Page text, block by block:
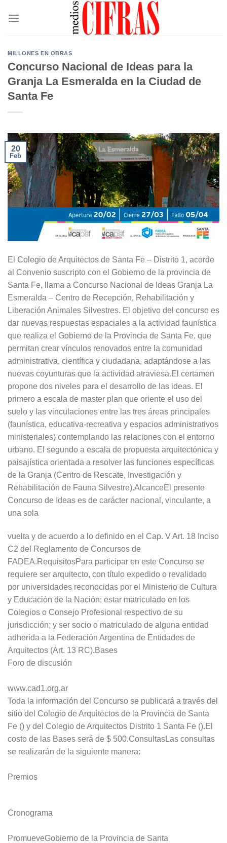
MILLONES EN OBRAS
Concurso Nacional de Ideas para la
Granja La Esmeralda en la Ciudad de
Santa Fe
20
Feb
El Colegio de Arquitectos de Santa Fe – Distrito 1, acorde
al Convenio suscripto con el Gobierno de la provincia de
Santa Fe, llama a Concurso Nacional de Ideas Granja La
Esmeralda – Centro de Recepción, Rehabilitación y
Liberación Animales Silvestres. El objetivo del concurso es
dar nuevas respuestas espaciales a la actividad faunística
que realiza el Gobierno de la Provincia de Santa Fe, que
permitan crear vínculos renovados entre la comunidad
administrativa, científica y ciudadana, adaptándose a las
nuevas coyunturas que la actividad atraviesa.El certamen
propone dos niveles para el desarrollo de las ideas. El
primero a escala de master plan que oriente el uso del
suelo y las vinculaciones entre las tres áreas principales
(faunística, educativa-recreativa y espacios administrativos
ministeriales) contemplando las relaciones con el entorno
urbano. El segundo a escala de propuesta arquitectónica y
paisajística orientada a resolver las funciones específicas
de la Granja (Centro de Rescate, Investigación y
Rehabilitación de Fauna Silvestre).AlcanceEl presente
Concurso de Ideas es de carácter nacional, vinculante, a
una sola
vuelta y de acuerdo a lo definido en el Cap. V Art. 18 Inciso
C2 del Reglamento de Concursos de
FADEA.RequisitosPara participar en este Concurso se
requiere ser arquitecto, con título expedido o revalidado
por universidades reconocidas por el Ministerio de Cultura
y Educación de la Nación; estar matriculado en los
Colegios o Consejo Profesional respectivo de su
jurisdicción; y ser socio o matriculado de alguna entidad
adherida a la Federación Argentina de Entidades de
Arquitectos (Art. 13 RC).Bases
Foro de discusión
www.cad1.org.ar
Toda la información del Concurso se publicará a través del
sitio del Colegio de Arquitectos de la Provincia de Santa
Fe () y del Colegio de Arquitectos Distrito 1 Santa Fe ().El
costo de las Bases será de $ 500.ConsultasLas consultas
se realizarán de la siguiente manera:
Premios
Cronograma
PromueveGobierno de la Provincia de Santa